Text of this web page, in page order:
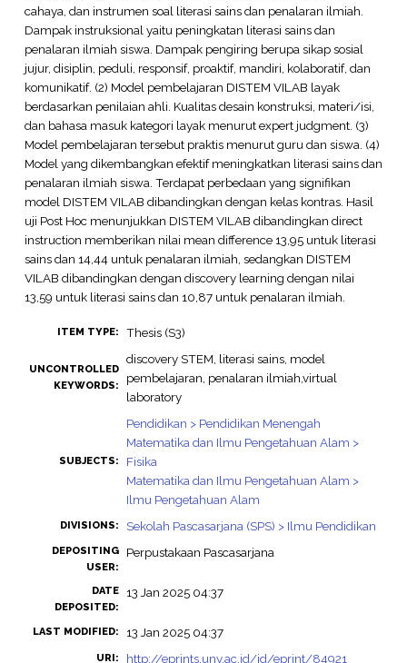
cahaya, dan instrumen soal literasi sains dan penalaran ilmiah.
Dampak instruksional yaitu peningkatan literasi sains dan
penalaran ilmiah siswa. Dampak pengiring berupa sikap sosial
jujur, disiplin, peduli, responsif, proaktif, mandiri, kolaboratif, dan
komunikatif. (2) Model pembelajaran DISTEM VILAB layak
berdasarkan penilaian ahli. Kualitas desain konstruksi, materi/isi,
dan bahasa masuk kategori layak menurut expert judgment. (3)
Model pembelajaran tersebut praktis menurut guru dan siswa. (4)
Model yang dikembangkan efektif meningkatkan literasi sains dan
penalaran ilmiah siswa. Terdapat perbedaan yang signifikan
model DISTEM VILAB dibandingkan dengan kelas kontras. Hasil
uji Post Hoc menunjukkan DISTEM VILAB dibandingkan direct
instruction memberikan nilai mean difference 13,95 untuk literasi
sains dan 14,44 untuk penalaran ilmiah, sedangkan DISTEM
VILAB dibandingkan dengan discovery learning dengan nilai
13,59 untuk literasi sains dan 10,87 untuk penalaran ilmiah.
ITEM TYPE: Thesis (S3)
UNCONTROLLED
KEYWORDS:
discovery STEM, literasi sains, model
pembelajaran, penalaran ilmiah,virtual
laboratory
SUBJECTS:
Pendidikan > Pendidikan Menengah
Matematika dan Ilmu Pengetahuan Alam >
Fisika
Matematika dan Ilmu Pengetahuan Alam >
Ilmu Pengetahuan Alam
DIVISIONS: Sekolah Pascasarjana (SPS) > Ilmu Pendidikan
DEPOSITING
USER:
Perpustakaan Pascasarjana
DATE
DEPOSITED:
13 Jan 2025 04:37
LAST MODIFIED: 13 Jan 2025 04:37
URI: http://eprints.uny.ac.id/id/eprint/84921